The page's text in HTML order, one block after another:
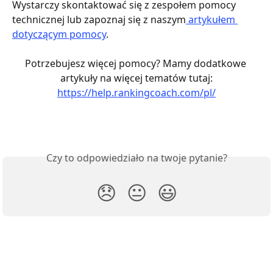
Wystarczy skontaktować się z zespołem pomocy
technicznej lub zapoznaj się z naszym artykułem
dotyczącym pomocy.
Potrzebujesz więcej pomocy? Mamy dodatkowe
artykuły na więcej tematów tutaj:
https://help.rankingcoach.com/pl/
Czy to odpowiedziało na twoje pytanie?
😞 😐 😃